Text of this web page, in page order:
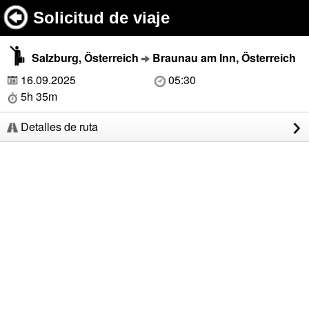
Solicitud de viaje
Salzburg, Österreich
Braunau am Inn, Österreich
16.09.2025
05:30
5h 35m
Detalles de ruta